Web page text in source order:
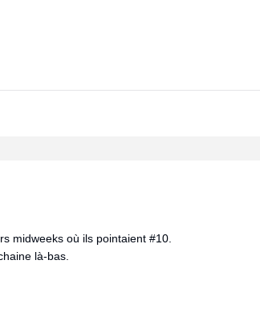
midweeks où ils pointaient #10.
là-bas.